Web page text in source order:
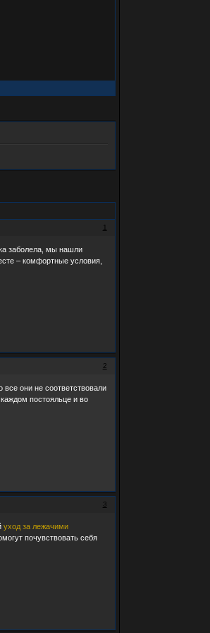
1
заболела, мы нашли
– комфортные условия,
2
они не соответствовали
постояльце и во
3
уход за лежачими
почувствовать себя